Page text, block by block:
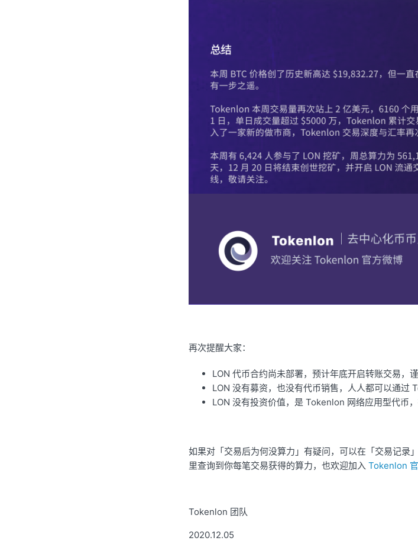
再次提醒大家：
LON 代币合约尚未部署，预计年底开启转账交易，谨
LON 没有募资，也没有代币销售，人人都可以通过
LON 没有投资价值，是 Tokenlon 网络应用型代币
如果对「交易后为何没算力」有疑问，可以在「交易记录
里查询到你每笔交易获得的算力，也欢迎加入Tokenlon
Tokenlon 团队
2020.12.05